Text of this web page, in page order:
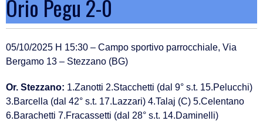
Orio Pegu 2-0
05/10/2025 H 15:30 – Campo sportivo parrocchiale, Via
Bergamo 13 – Stezzano (BG)
Or. Stezzano: 1.Zanotti 2.Stacchetti (dal 9° s.t. 15.Pelucchi)
3.Barcella (dal 42° s.t. 17.Lazzari) 4.Talaj (C) 5.Celentano
6.Barachetti 7.Fracassetti (dal 28° s.t. 14.Daminelli)